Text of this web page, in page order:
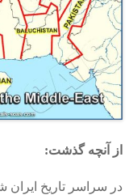
از آنچه گذشت:
در سراسر تاریخ